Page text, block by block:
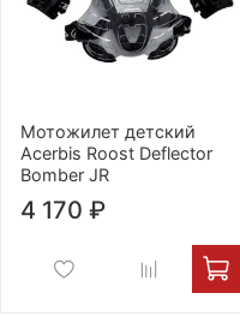
Мотожилет детский
Acerbis Roost Deflector
Bomber JR
4 170 ₽